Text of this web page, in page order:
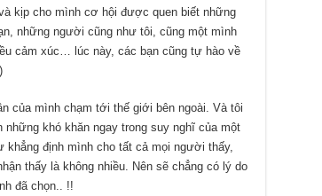
kịp cho mình cơ hội được quen biết những
những người cũng như tôi, cũng một mình
cảm xúc… lúc này, các bạn cũng tự hào về
của mình chạm tới thế giới bên ngoài. Và tôi
khó khăn ngay trong suy nghĩ của một
định mình cho tất cả mọi người thấy,
thấy là không nhiều. Nên sẽ chẳng có lý do
đã chọn.. !!